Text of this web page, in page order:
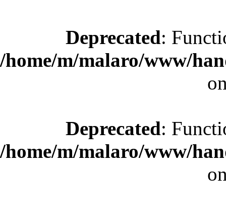
Deprecated:
/home/m/malaro/www/
Deprecated:
/home/m/malaro/www/